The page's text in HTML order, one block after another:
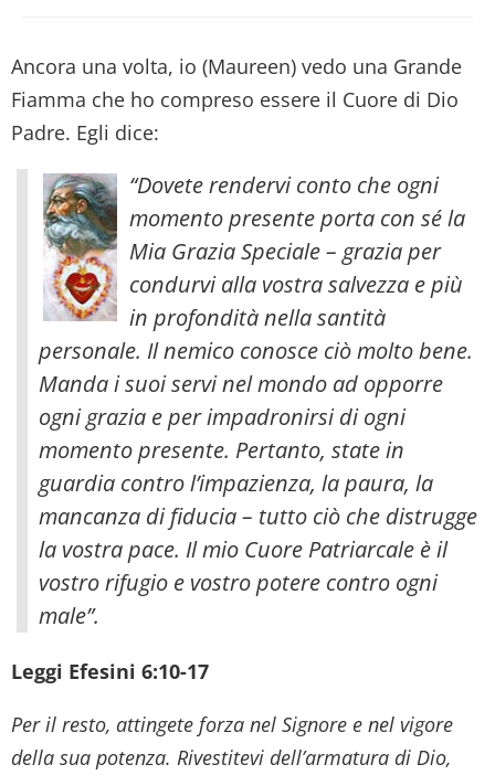
Ancora una volta, io (Maureen) vedo una Grande
Fiamma che ho compreso essere il Cuore di Dio
Padre. Egli dice:
“Dovete rendervi conto che ogni
momento presente porta con sé la
Mia Grazia Speciale – grazia per
condurvi alla vostra salvezza e più
in profondità nella santità
personale. Il nemico conosce ciò molto bene.
Manda i suoi servi nel mondo ad opporre
ogni grazia e per impadronirsi di ogni
momento presente. Pertanto, state in
guardia contro l’impazienza, la paura, la
mancanza di fiducia – tutto ciò che distrugge
la vostra pace. Il mio Cuore Patriarcale è il
vostro rifugio e vostro potere contro ogni
male”.
Leggi Efesini 6:10-17
Per il resto, attingete forza nel Signore e nel vigore
della sua potenza. Rivestitevi dell’armatura di Dio,